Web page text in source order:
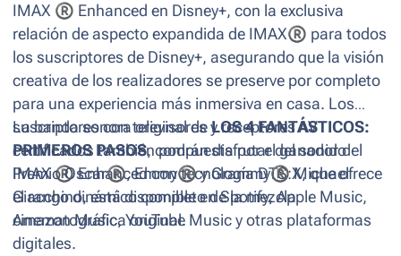
IMAX ® Enhanced en Disney+, con la exclusiva
relación de aspecto expandida de IMAX® para todos
los suscriptores de Disney+, asegurando que la visión
creativa de los realizadores se preserve por completo
para una experiencia más inmersiva en casa. Los
suscriptores con televisores y receptores AV
certificados también podrán disfrutar del sonido
IMAX ®Enhanced con tecnología DTS:X, que ofrece
el rango dinámico completo de la mezcla
cinematográfica original.
La banda sonora original deLOS 4 FANTÁSTICOS:
PRIMEROS PASOS, compuesta por el ganador del
Premio Oscar®, Emmy®y Grammy®Michael
Giacchino, está disponible en Spotify, Apple Music,
Amazon Music, YouTube Music y otras plataformas
digitales.